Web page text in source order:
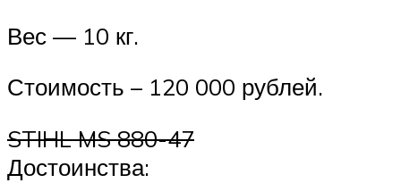
Вес — 10 кг.
Стоимость – 120 000 рублей.
STIHL MS 880-47
Достоинства: